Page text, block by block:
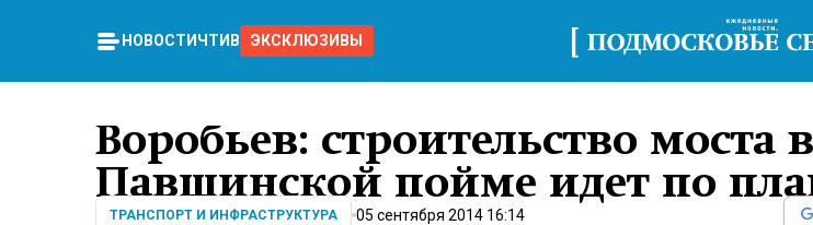
НОВОСТИ ЧТИВО ЭКСКЛЮЗИВЫ
Воробьев: строительство моста в
Павшинской пойме идет по
ТРАНСПОРТ И ИНФРАСТРУКТУРА 05 сентября 2014 16:14